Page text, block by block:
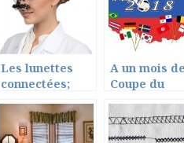
Les lunettes
connectées;
innovations ?
A un mois
Coupe du
sera de la
?